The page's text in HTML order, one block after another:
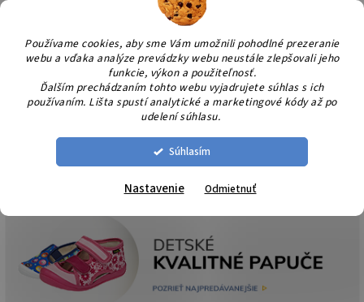
Používame cookies, aby sme Vám umožnili pohodlné prezeranie
webu a vďaka analýze prevádzky webu neustále zlepšovali jeho
funkcie, výkon a použiteľnosť.
Ďalším prechádzaním tohto webu vyjadrujete súhlas s ich
používaním. Lišta spustí analytické a marketingové kódy až po
udelení súhlasu.
Súhlasím
Nastavenie Odmietnuť
Prejsť
obsah